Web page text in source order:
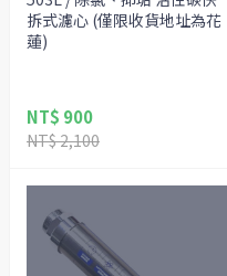
拆式濾心 (僅限收貨地址為花
蓮)
NT$ 900
NT$ 2,100